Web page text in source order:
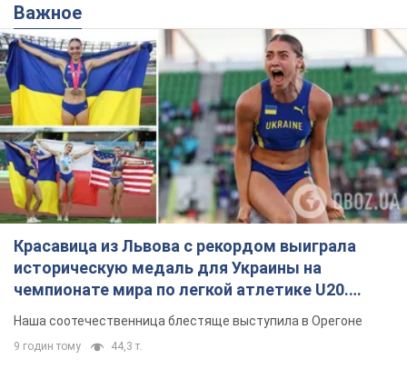
Важное
Красавица из Львова с рекордом выиграла
историческую медаль для Украины на
чемпионате мира по легкой атлетике U20.
Видео
Наша соотечественница блестяще выступила в Орегоне
9 годин тому 44,3 т.